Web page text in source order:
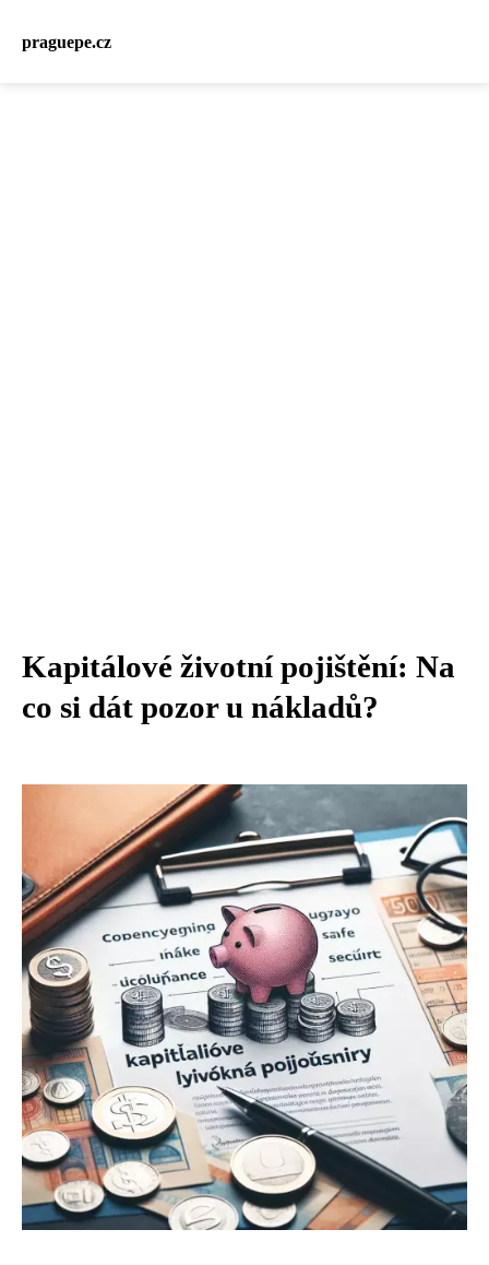
praguepe.cz
Kapitálové životní pojištění: Na
co si dát pozor u nákladů?